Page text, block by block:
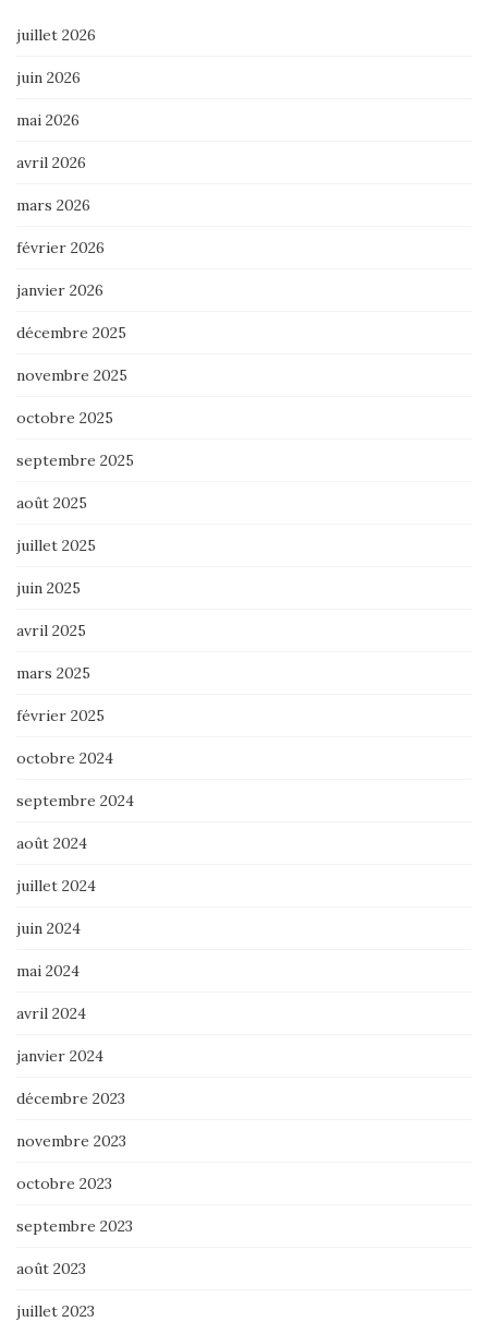
juillet 2026
juin 2026
mai 2026
avril 2026
mars 2026
février 2026
janvier 2026
décembre 2025
novembre 2025
octobre 2025
septembre 2025
août 2025
juillet 2025
juin 2025
avril 2025
mars 2025
février 2025
octobre 2024
septembre 2024
août 2024
juillet 2024
juin 2024
mai 2024
avril 2024
janvier 2024
décembre 2023
novembre 2023
octobre 2023
septembre 2023
août 2023
juillet 2023